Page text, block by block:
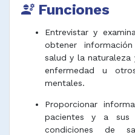
engineering Funciones
Entrevistar y
obtener
salud y la naturaleza
enfermedad u
mentales.
Proporcionar
pacientes y a sus
condiciones de